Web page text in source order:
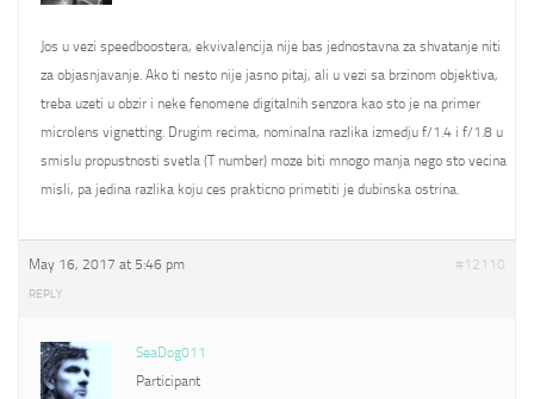
Jos u vezi speedboostera, ekvivalencija nije bas jednostavna za shvatanje niti
za objasnjavanje. Ako ti nesto nije jasno pitaj, ali u vezi sa brzinom objektiva,
treba uzeti u obzir i neke fenomene digitalnih senzora kao sto je na primer
microlens vignetting. Drugim recima, nominalna razlika izmedju f/1.4 i f/1.8 u
smislu propustnosti svetla (T number) moze biti mnogo manja nego sto vecina
misli, pa jedina razlika koju ces prakticno primetiti je dubinska ostrina.
May 16, 2017 at 5:46 pm #12110
REPLY
SeaDog011
Participant